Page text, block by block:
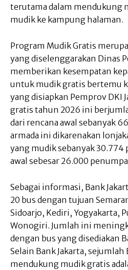
terutama dalam mendukung
mudik ke kampung halaman.
Program Mudik Gratis
yang diselenggarakan Dinas
memberikan kesempatan
untuk mudik gratis bertemu
yang disiapkan Pemprov DKI
gratis tahun 2026 ini
dari rencana awal sebanyak
armada ini dikarenakan
yang mudik sebanyak 30.774
awal sebesar 26.000
Sebagai informasi, Bank
20 bus dengan tujuan
Sidoarjo, Kediri, Yogyakarta,
Wonogiri. Jumlah ini
dengan bus yang disediakan
Selain Bank Jakarta,
mendukung mudik gratis